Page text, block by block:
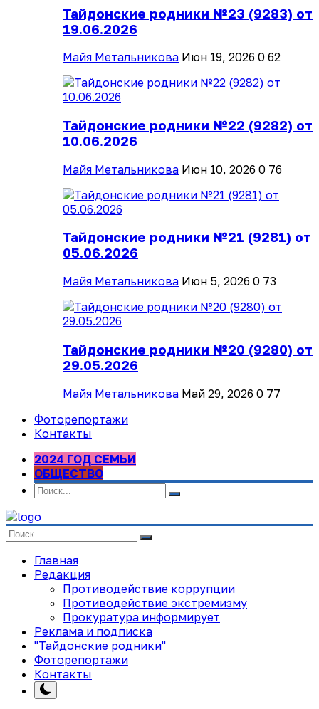
Тайдонские родники №23 (9283) от
19.06.2026
Майя Метальникова Июн 19, 2026 0 62
Тайдонские родники №22 (9282) от
10.06.2026
Майя Метальникова Июн 10, 2026 0 76
Тайдонские родники №21 (9281) от
05.06.2026
Майя Метальникова Июн 5, 2026 0 73
Тайдонские родники №20 (9280) от
29.05.2026
Майя Метальникова Май 29, 2026 0 77
Фоторепортажи
Контакты
2024 ГОД СЕМЬИ
ОБЩЕСТВО
Главная
Редакция
Противодействие коррупции
Противодействие экстремизму
Прокуратура информирует
Реклама и подписка
"Тайдонские родники"
Фоторепортажи
Контакты